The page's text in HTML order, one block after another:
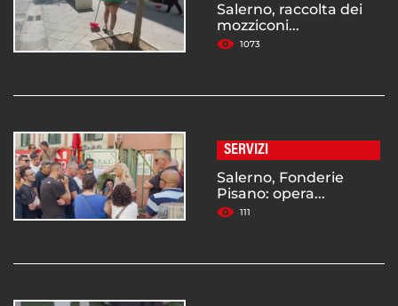
Salerno, raccolta dei
mozziconi...
1073
SERVIZI
Salerno, Fonderie
Pisano: opera...
111